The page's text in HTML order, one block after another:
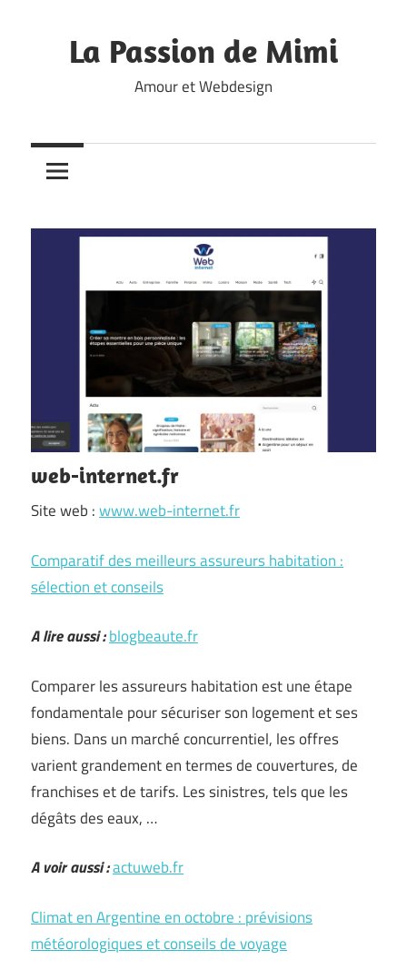
contentLa Passion de Mimi
Amour et Webdesign
web-internet.fr
Site web :www.web-internet.fr
Comparatif des meilleurs assureurs habitation :
sélection et conseils
A lire aussi :blogbeaute.fr
Comparer les assureurs habitation est une étape
fondamentale pour sécuriser son logement et ses
biens. Dans un marché concurrentiel, les offres
varient grandement en termes de couvertures, de
franchises et de tarifs. Les sinistres, tels que les
dégâts des eaux, …
A voir aussi :actuweb.fr
Climat en Argentine en octobre : prévisions
météorologiques et conseils de voyage